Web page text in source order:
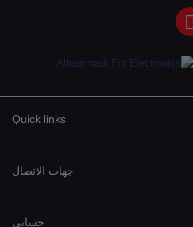
Quick links
جهات الاتصال
حسابي